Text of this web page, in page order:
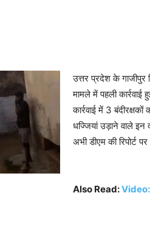
उत्तर प्रदेश के गाजीपुर
मामले में पहली कार्रवाई
कार्रवाई में 3
धज्जियां उड़ाने वाले इन
अभी डीएम की रिपोर्ट
Also Read:Video: